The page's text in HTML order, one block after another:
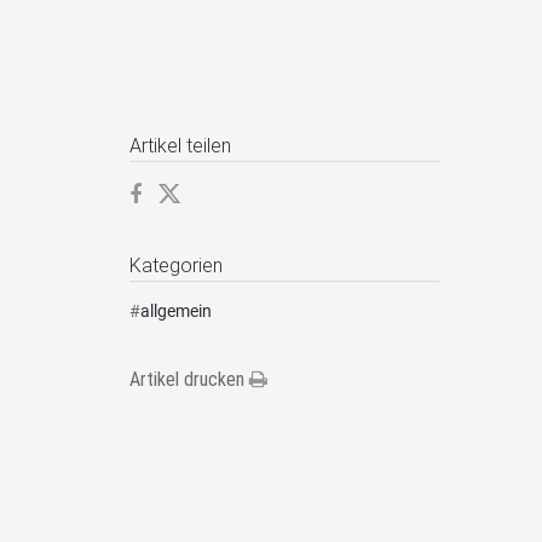
Artikel teilen
Kategorien
#allgemein
Artikel drucken